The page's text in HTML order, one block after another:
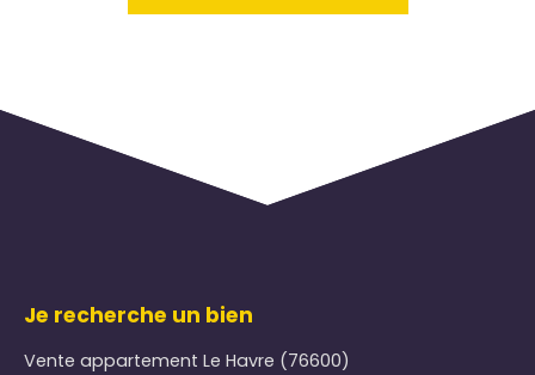
Je recherche un bien
Vente appartement Le Havre (76600)